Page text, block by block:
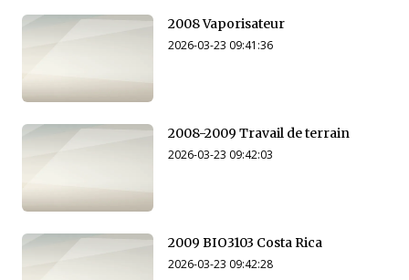
2008 Vaporisateur
2026-03-23 09:41:36
2008-2009 Travail de terrain
2026-03-23 09:42:03
2009 BIO3103 Costa Rica
2026-03-23 09:42:28